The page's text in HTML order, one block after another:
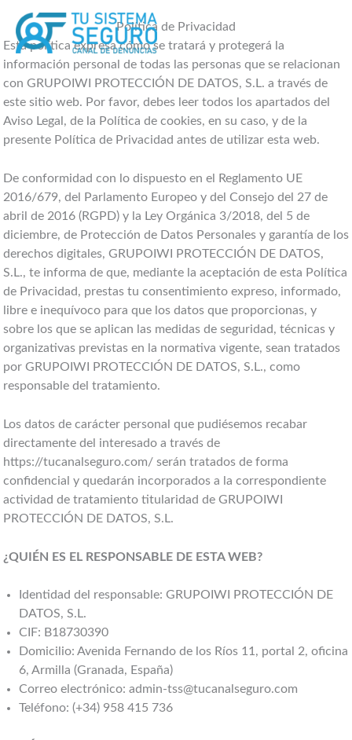
contenido
Política de Privacidad
Esta política expresa cómo se tratará y protegerá la
información personal de todas las personas que se relacionan
con GRUPOIWI PROTECCIÓN DE DATOS, S.L. a través de
este sitio web. Por favor, debes leer todos los apartados del
Aviso Legal, de la Política de cookies, en su caso, y de la
presente Política de Privacidad antes de utilizar esta web.
De conformidad con lo dispuesto en el Reglamento UE
2016/679, del Parlamento Europeo y del Consejo del 27 de
abril de 2016 (RGPD) y la Ley Orgánica 3/2018, del 5 de
diciembre, de Protección de Datos Personales y garantía de los
derechos digitales, GRUPOIWI PROTECCIÓN DE DATOS,
S.L., te informa de que, mediante la aceptación de esta Política
de Privacidad, prestas tu consentimiento expreso, informado,
libre e inequívoco para que los datos que proporcionas, y
sobre los que se aplican las medidas de seguridad, técnicas y
organizativas previstas en la normativa vigente, sean tratados
por GRUPOIWI PROTECCIÓN DE DATOS, S.L., como
responsable del tratamiento.
Los datos de carácter personal que pudiésemos recabar
directamente del interesado a través de
https://tucanalseguro.com/ serán tratados de forma
confidencial y quedarán incorporados a la correspondiente
actividad de tratamiento titularidad de GRUPOIWI
PROTECCIÓN DE DATOS, S.L.
¿QUIÉN ES EL RESPONSABLE DE ESTA WEB?
Identidad del responsable: GRUPOIWI PROTECCIÓN DE
DATOS, S.L.
CIF: B18730390
Domicilio: Avenida Fernando de los Ríos 11, portal 2, oficina
6, Armilla (Granada, España)
Correo electrónico: admin-tss@tucanalseguro.com
Teléfono: (+34) 958 415 736